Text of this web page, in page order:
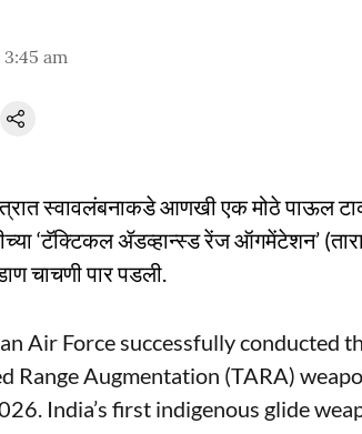
am
स्वावलंबनाकडे आणखी एक मोठे पाऊल
‘टॅक्टिकल ॲडव्हान्स्ड रेंज ऑगमेंटेशन’
चाचणी पार पडली.
Air Force successfully conducted
Range Augmentation (TARA)
India’s first indigenous glide